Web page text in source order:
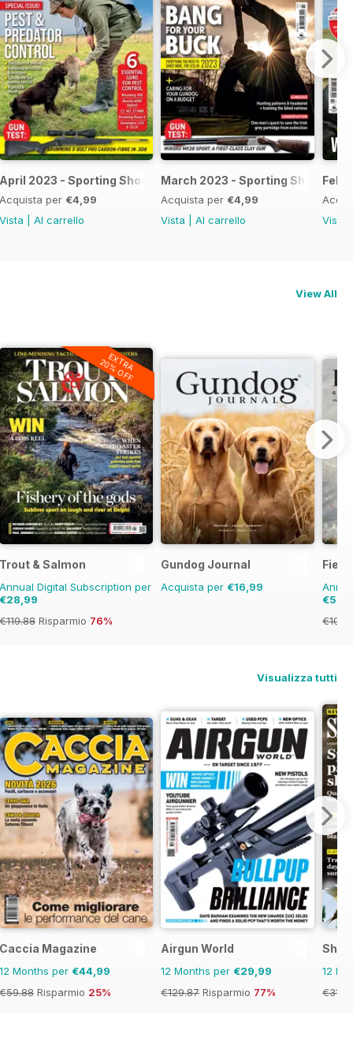
April 2023 - Sporting Shooter
Acquista per €4,99
Vista
Al carrello
March 2023 - Sporting Shooter
Acquista per €4,99
Vista
Al carrello
Vista
View All
EXTRA
20% OFF
Trout & Salmon
Annual Digital Subscription per
€28,99
€119.88 Risparmio 76%
Gundog Journal
Acquista per €16,99
Visualizza tutti
Caccia Magazine
12 Months per €44,99
€59.88 Risparmio 25%
Airgun World
12 Months per €29,99
€129.87 Risparmio 77%
12